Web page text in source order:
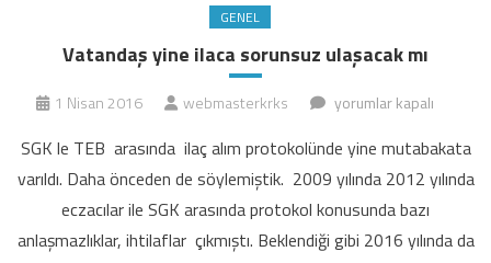
GENEL
Vatandaş yine ilaca sorunsuz ulaşacak mı
1 Nisan 2016 webmasterkrks
Vatandaş
ilaca
sorunsuz
ulaşacak
mı
yorumlar kapalı
SGK le TEB arasında ilaç alım protokolünde yine mutabakata
varıldı. Daha önceden de söylemiştik. 2009 yılında 2012 yılında
eczacılar ile SGK arasında protokol konusunda bazı
anlaşmazlıklar, ihtilaflar çıkmıştı. Beklendiği gibi 2016 yılında da